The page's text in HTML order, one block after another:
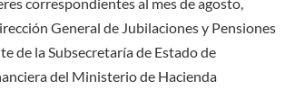
General de Jubilaciones y Pensiones
de la Subsecretaría de Estado de
del Ministerio de Hacienda